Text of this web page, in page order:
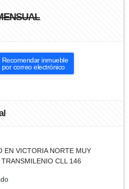
Recomendar inmueble
por correo electrónico
EN VICTORIA NORTE MUY
CLL 146